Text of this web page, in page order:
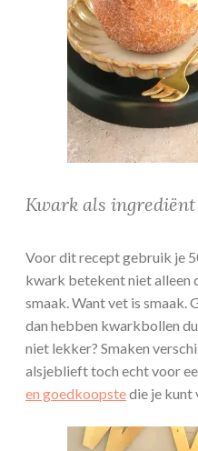
Kwark als ingrediënt
Voor dit recept gebruik je
kwark betekent niet alleen
smaak. Want vet is smaak.
dan hebben kwarkbollen
niet lekker? Smaken
alsjeblieft toch echt voor
en goedkoopstedie je kunt